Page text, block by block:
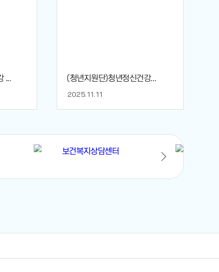
... (청년지원단)청년정신건강...
2025.11.11